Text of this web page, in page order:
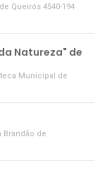
Queirós 4540-194
Natureza" de
Municipal de
Brandão de